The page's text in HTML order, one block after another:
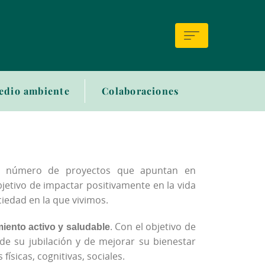
ambiente Colaboraciones
de proyectos que apuntan en
de impactar positivamente en la vida
en la que vivimos.
activo y saludable. Con el objetivo de
su jubilación y de mejorar su bienestar
cognitivas, sociales.